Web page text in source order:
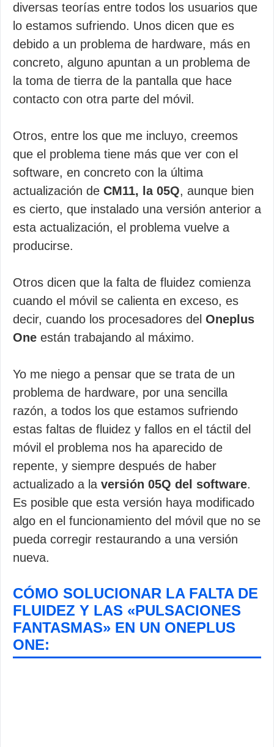
diversas teorías entre todos los usuarios que
lo estamos sufriendo. Unos dicen que es
debido a un problema de hardware, más en
concreto, alguno apuntan a un problema de
la toma de tierra de la pantalla que hace
contacto con otra parte del móvil.
Otros, entre los que me incluyo, creemos
que el problema tiene más que ver con el
software, en concreto con la última
actualización de CM11, la 05Q, aunque bien
es cierto, que instalado una versión anterior a
esta actualización, el problema vuelve a
producirse.
Otros dicen que la falta de fluidez comienza
cuando el móvil se calienta en exceso, es
decir, cuando los procesadores del Oneplus
One están trabajando al máximo.
Yo me niego a pensar que se trata de un
problema de hardware, por una sencilla
razón, a todos los que estamos sufriendo
estas faltas de fluidez y fallos en el táctil del
móvil el problema nos ha aparecido de
repente, y siempre después de haber
actualizado a la versión 05Q del software.
Es posible que esta versión haya modificado
algo en el funcionamiento del móvil que no se
pueda corregir restaurando a una versión
nueva.
CÓMO SOLUCIONAR LA FALTA DE
FLUIDEZ Y LAS «PULSACIONES
FANTASMAS» EN UN ONEPLUS
ONE: